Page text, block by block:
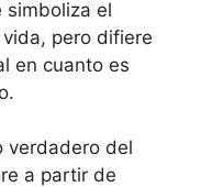
simboliza el
pero difiere
en cuanto es
verdadero del
a partir de